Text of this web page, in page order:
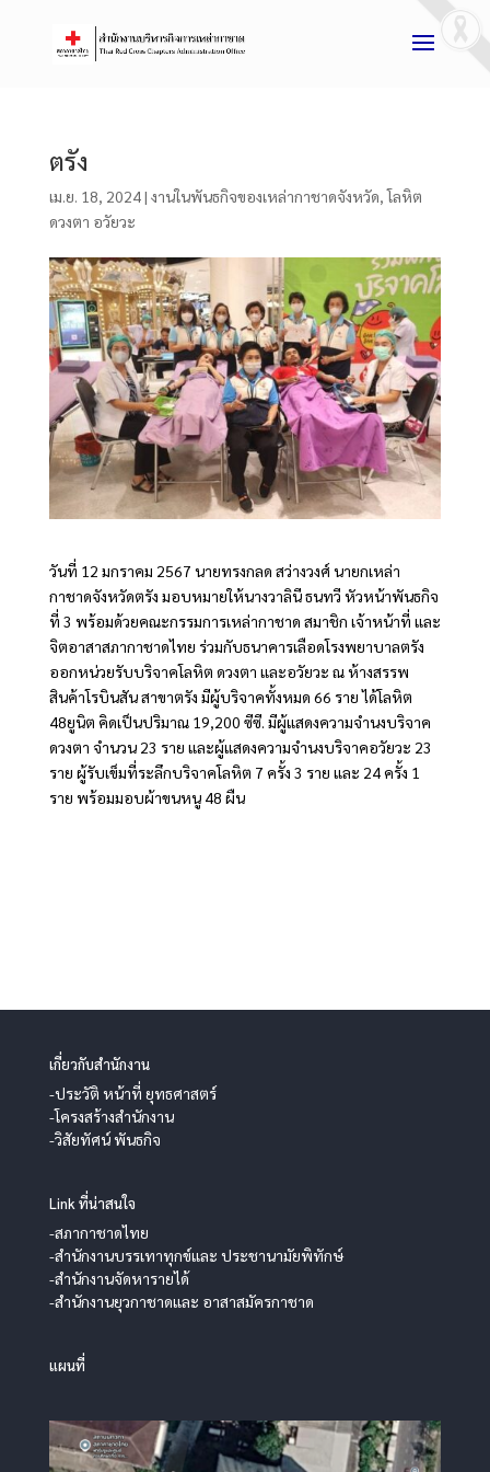
ตรัง
เม.ย. 18, 2024| งานในพันธกิจของเหล่ากาชาดจังหวัด,โลหิต
ดวงตา อวัยวะ
วันที่ 12 มกราคม 2567 นายทรงกลด สว่างวงศ์ นายกเหล่า
กาชาดจังหวัดตรัง มอบหมายให้นางวาลินี ธนทวี หัวหน้าพันธกิจ
ที่ 3 พร้อมด้วยคณะกรรมการเหล่ากาชาด สมาชิก เจ้าหน้าที่ และ
จิตอาสาสภากาชาดไทย ร่วมกับธนาคารเลือดโรงพยาบาลตรัง
ออกหน่วยรับบริจาคโลหิต ดวงตา และอวัยวะ ณ ห้างสรรพ
สินค้าโรบินสัน สาขาตรัง มีผู้บริจาคทั้งหมด 66 ราย ได้โลหิต
48ยูนิต คิดเป็นปริมาณ 19,200 ซีซี. มีผู้แสดงความจำนงบริจาค
ดวงตา จำนวน 23 ราย และผู้แสดงความจำนงบริจาคอวัยวะ 23
ราย ผู้รับเข็มที่ระลึกบริจาคโลหิต 7 ครั้ง 3 ราย และ 24 ครั้ง 1
ราย พร้อมมอบผ้าขนหนู 48 ผืน
เกี่ยวกับสำนักงาน
-ประวัติ หน้าที่ ยุทธศาสตร์
-โครงสร้างสำนักงาน
-วิสัยทัศน์ พันธกิจ
Link ที่น่าสนใจ
-สภากาชาดไทย
-สำนักงานบรรเทาทุกข์และ ประชานามัยพิทักษ์
-สำนักงานจัดหารายได้
-สำนักงานยุวกาชาดและ อาสาสมัครกาชาด
แผนที่